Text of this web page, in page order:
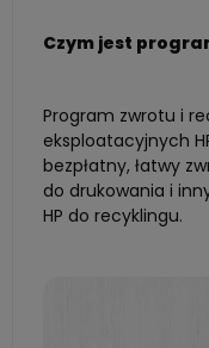
Czym jest
Program zwrotu i
eksploatacyjnych
bezpłatny, łatwy
do drukowania i
HP do recyklingu.